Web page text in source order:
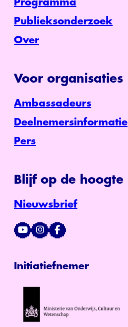
Programma
Publieksonderzoek
Over
Voor organisaties
Ambassadeurs
Deelnemersinformatie
Pers
Blijf op de hoogte
Nieuwsbrief
Initiatiefnemer